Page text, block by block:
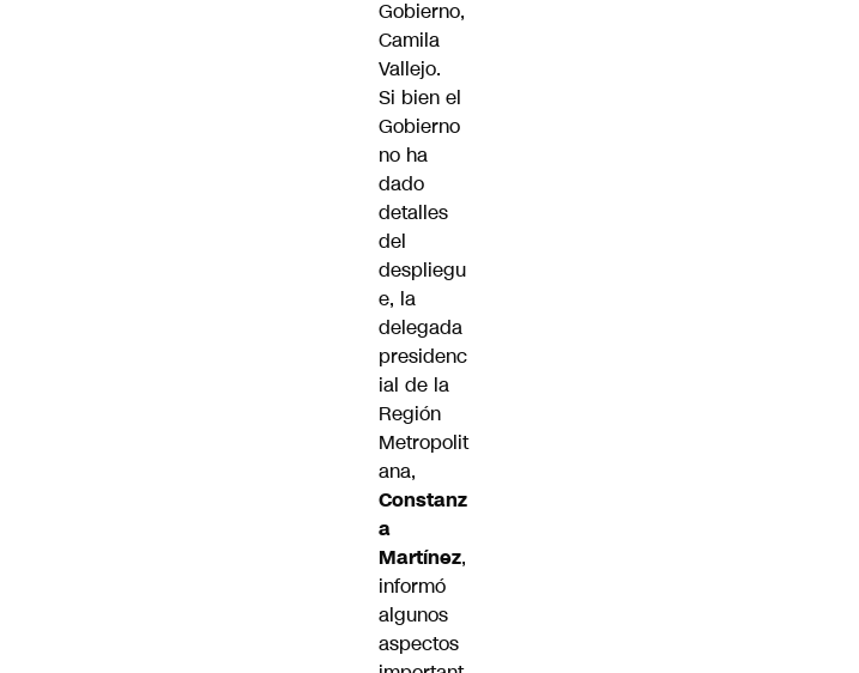
Gobierno,
Camila
Vallejo.
Si bien el
Gobierno
no ha
dado
detalles
del
despliegu
e, la
delegada
presidenc
ial de la
Región
Metropolit
ana,
Constanz
a
Martínez,
informó
algunos
aspectos